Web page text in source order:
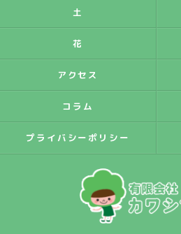
土
花
アクセス
コラム
プライバシーポリシー